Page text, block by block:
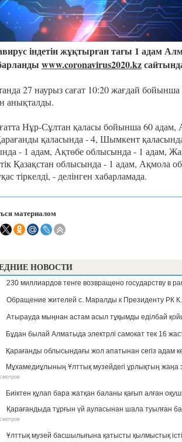
індетін жұқтырған тағы 1 адам
www.coronavirus2020.kz
27 наурыз сағат 10:20 жағдай бойынша
анықталды.
Нұр-Сұлтан қаласы бойынша 60 адам,
қаласында - 4, Шымкент
- 1 адам, Ақтөбе облысында - 1 адам,
Қазақстан облысында - 1 адам, Ақмола
тіркелді, - делінген хабарламада.
материалом
НОВОСТИ
230 миллиардов тенге возвращено государству в
Обращение жителей с. Маралды к Президенту РК
Атырауда мыңнан астам асыл тұқымды еділбай
Бұдан былай Алматыда электрлі самокат тек 16
Қарағанды облысындағы жол апатынан сегіз адам
Мұхамедиұлының Ұлттық музейдегі ұрлықтың
Биіктен құлап бара жатқан баланы қағып алған
Қарағандыда тұрғын үй ауласынан шала туылған
Ұлттық музей басшылығына қатысты қылмыстық